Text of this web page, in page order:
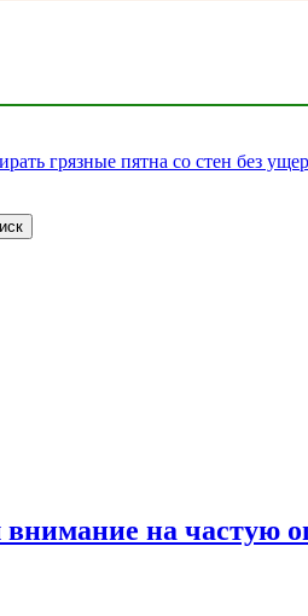
грязные пятна со стен без
внимание на частую